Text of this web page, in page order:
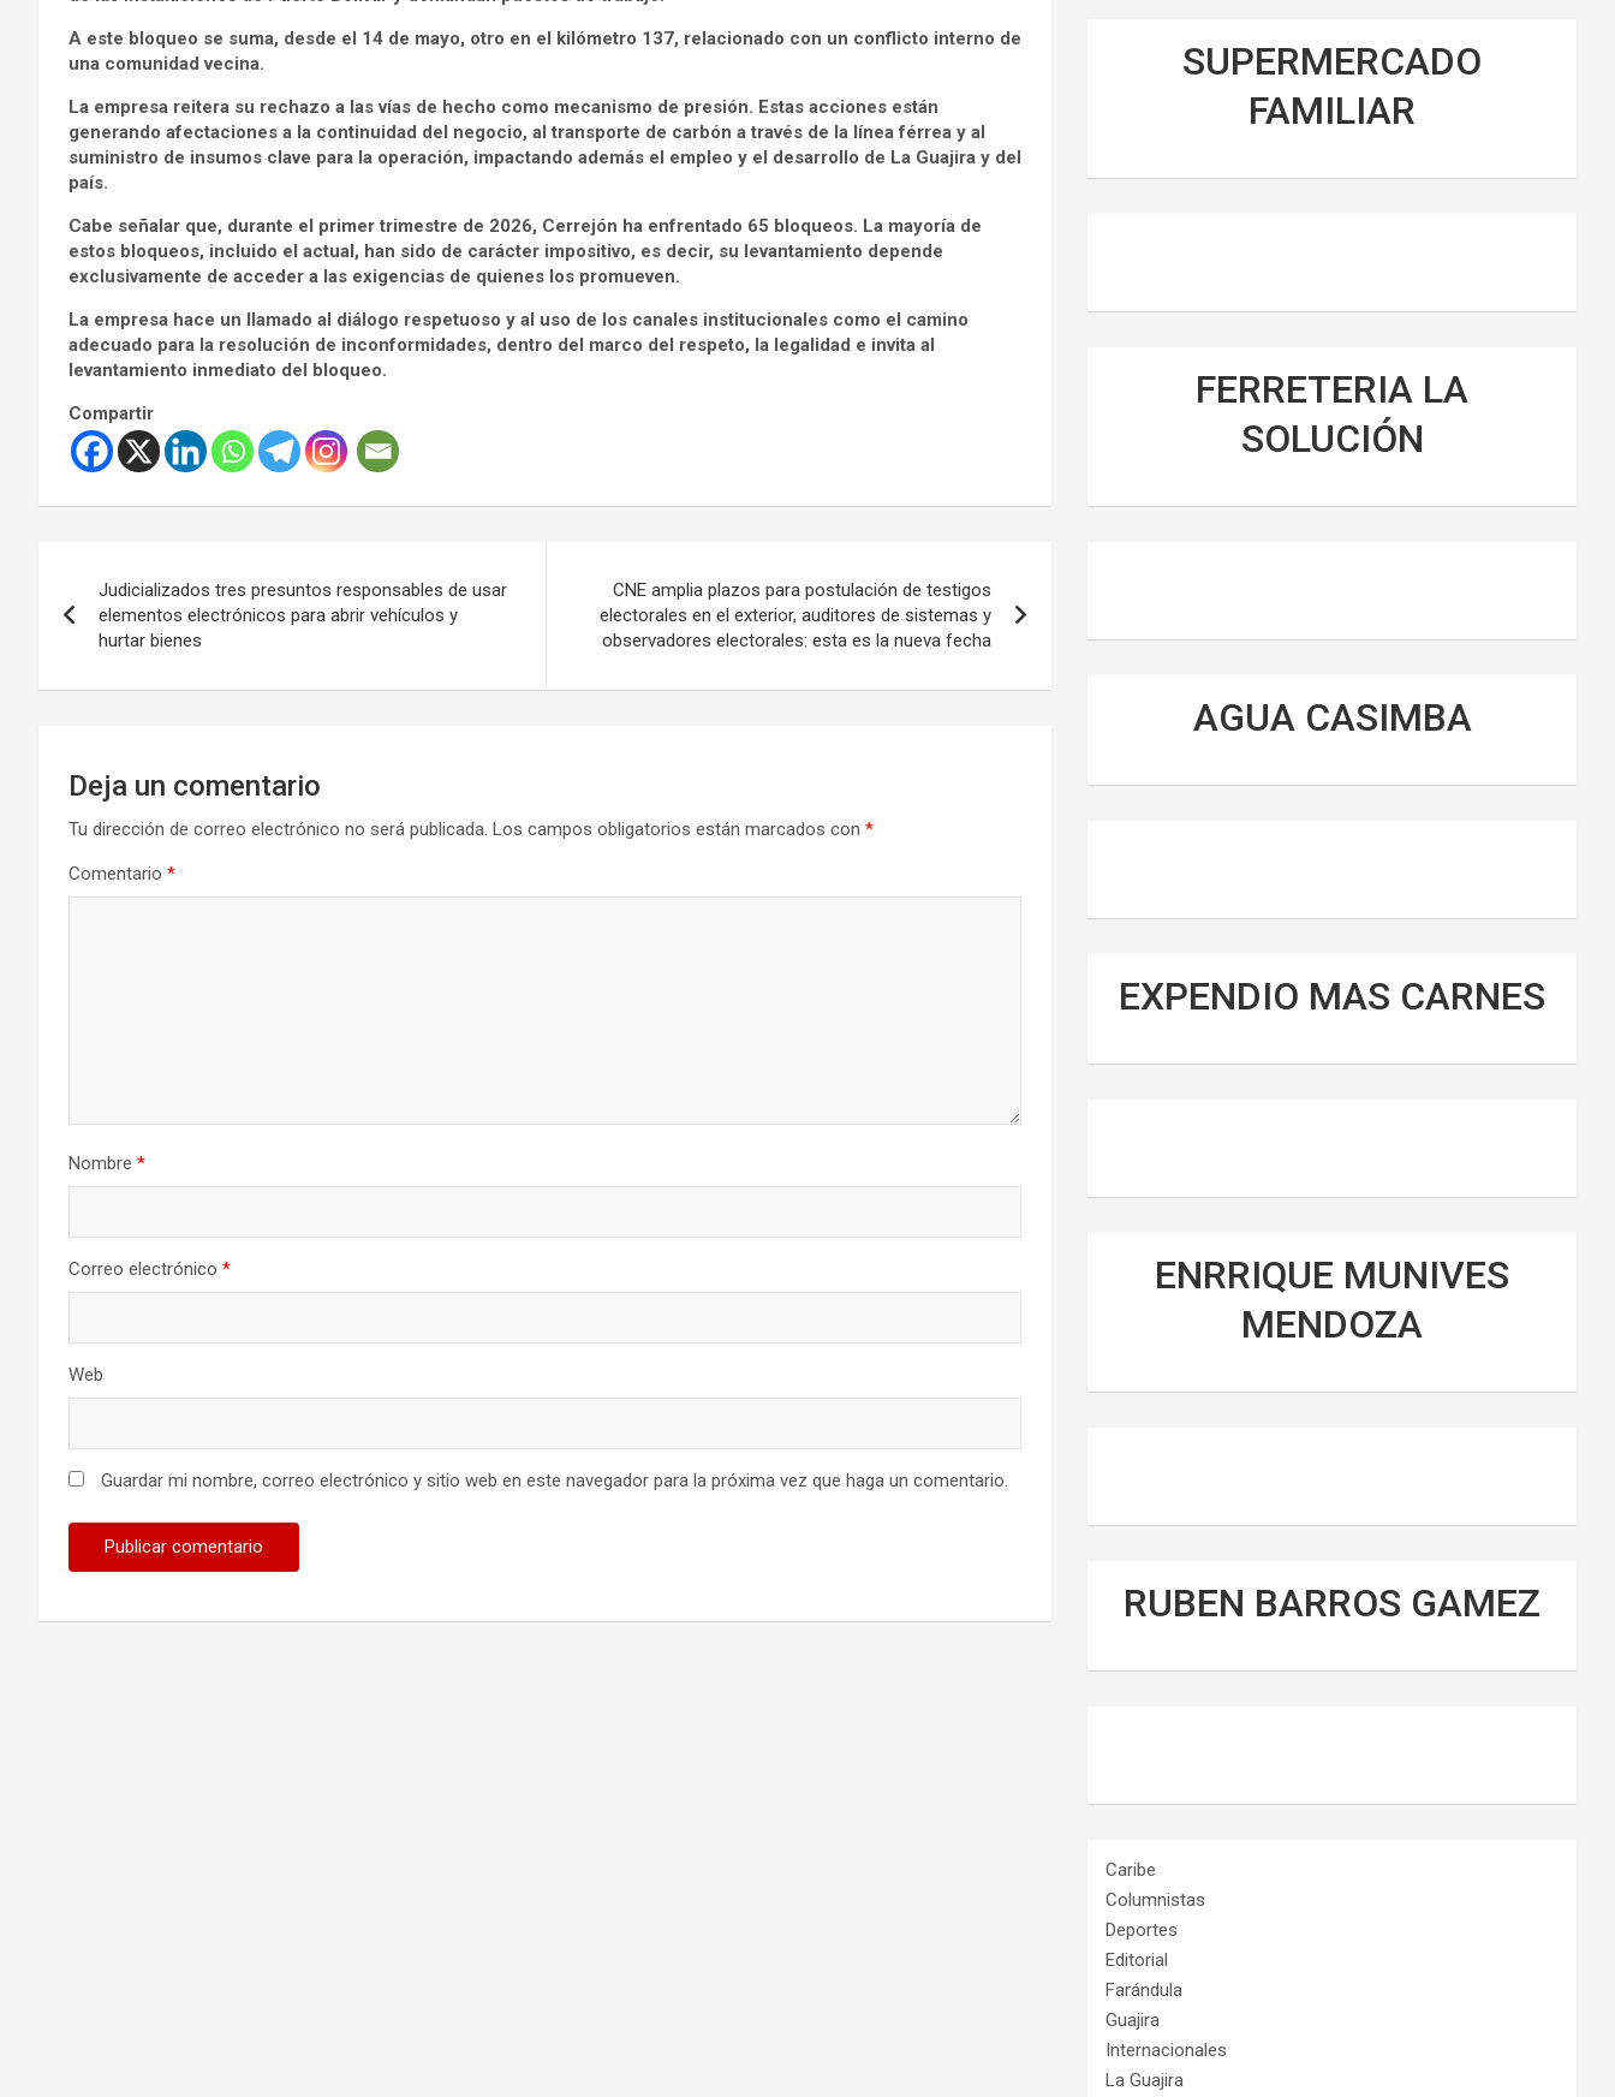
A este bloqueo se suma, desde el 14 de mayo, otro en el kilómetro 137, relacionado con un conflicto interno de
una comunidad vecina.
La empresa reitera su rechazo a las vías de hecho como mecanismo de presión. Estas acciones están
generando afectaciones a la continuidad del negocio, al transporte de carbón a través de la línea férrea y al
suministro de insumos clave para la operación, impactando además el empleo y el desarrollo de La Guajira y del
país.
Cabe señalar que, durante el primer trimestre de 2026, Cerrejón ha enfrentado 65 bloqueos. La mayoría de
estos bloqueos, incluido el actual, han sido de carácter impositivo, es decir, su levantamiento depende
exclusivamente de acceder a las exigencias de quienes los promueven.
La empresa hace un llamado al diálogo respetuoso y al uso de los canales institucionales como el camino
adecuado para la resolución de inconformidades, dentro del marco del respeto, la legalidad e invita al
levantamiento inmediato del bloqueo.
Compartir
de
Judicializados tres presuntos responsables de usar
elementos electrónicos para abrir vehículos y
hurtar bienes
CNE amplia plazos para postulación de testigos
electorales en el exterior, auditores de sistemas y
observadores electorales: esta es la nueva fecha
Deja un comentario
Tu dirección de correo electrónico no será publicada. Los campos obligatorios están marcados con *
Comentario *
Nombre *
Correo electrónico *
Web
Guardar mi nombre, correo electrónico y sitio web en este navegador para la próxima vez que haga un comentario.
SUPERMERCADO
FAMILIAR
FERRETERIA LA
SOLUCIÓN
AGUA CASIMBA
EXPENDIO MAS CARNES
ENRRIQUE MUNIVES
MENDOZA
RUBEN BARROS GAMEZ
Caribe
Columnistas
Deportes
Editorial
Farándula
Guajira
Internacionales
La Guajira